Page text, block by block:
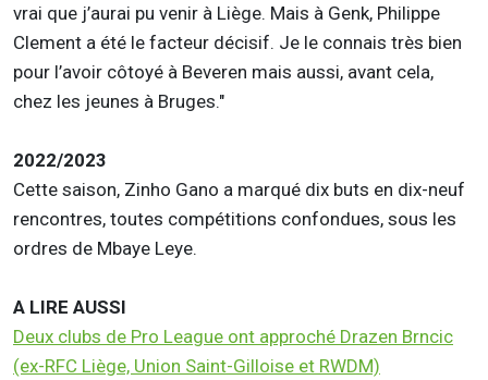
vrai que j’aurai pu venir à Liège. Mais à Genk, Philippe
Clement a été le facteur décisif. Je le connais très bien
pour l’avoir côtoyé à Beveren mais aussi, avant cela,
chez les jeunes à Bruges."
2022/2023
Cette saison, Zinho Gano a marqué dix buts en dix-neuf
rencontres, toutes compétitions confondues, sous les
ordres de Mbaye Leye.
A LIRE AUSSI
Deux clubs de Pro League ont approché Drazen Brncic
(ex-RFC Liège, Union Saint-Gilloise et RWDM)